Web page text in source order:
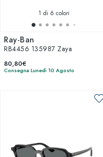
1 di 6 colori
Ray-Ban
RB4456 135987 Zaya
80,80€
Consegna Lunedì 10 Agosto